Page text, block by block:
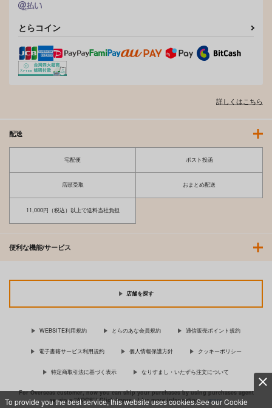
To provide you the best service, this website uses cookies.See our Cookie
とらコイン
詳しくはこちら
配送
宅配便 ポスト投函
店頭受取 おまとめ配送
11,000円（税込）以上で送料当社負担
便利な機能/サービス
店舗を探す
WEBSITE利用規約 とらのあな会員規約 通信販売ポイント規約
電子書籍サービス利用規約 個人情報保護方針 クッキーポリシー
特定商取引法に基づく表示 なりすまし・いたずら注文について
For Overseas customer, now you can ship your purchases by using purchases agent
services “AOCS”! Click {more…} for more information …more